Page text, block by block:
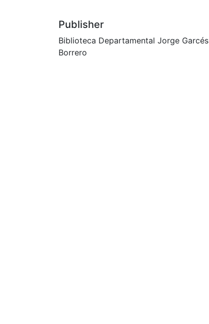
Publisher
Biblioteca Departamental Jorge Garcés
Borrero